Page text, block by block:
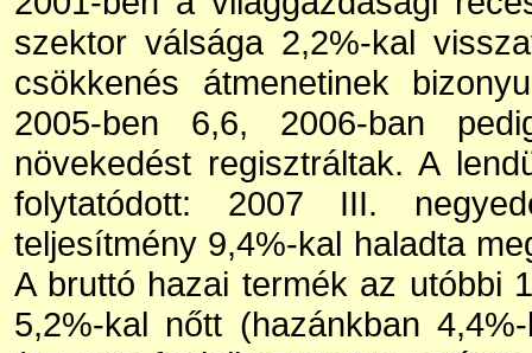
szektor válsága 2,2%-kal
csökkenés átmenetinek
2005-ben 6,6, 2006-ban
növekedést regisztráltak. A
folytatódott: 2007 III.
teljesítmény 9,4%-kal haladta
A bruttó hazai termék az utóbbi
5,2%-kal nőtt (hazánkban